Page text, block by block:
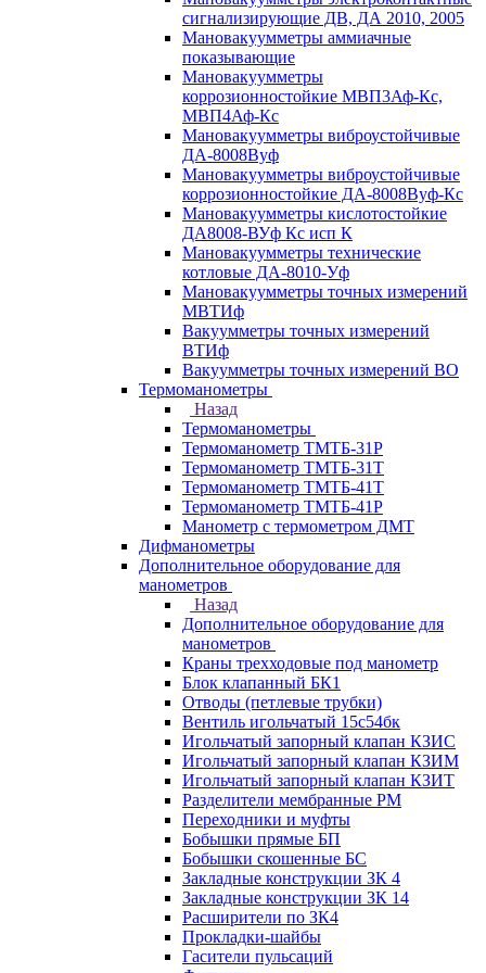
сигнализирующие ДВ, ДА 2010, 2005
Мановакуумметры аммиачные
показывающие
Мановакуумметры
коррозионностойкие МВП3Аф-Кс,
МВП4Аф-Кс
Мановакуумметры виброустойчивые
ДА-8008Вуф
Мановакуумметры виброустойчивые
коррозионностойкие ДА-8008Вуф-Кс
Мановакуумметры кислотостойкие
ДА8008-ВУф Кс исп К
Мановакуумметры технические
котловые ДА-8010-Уф
Мановакуумметры точных измерений
МВТИф
Вакуумметры точных измерений
ВТИф
Вакуумметры точных измерений ВО
Термоманометры
Назад
Термоманометры
Термоманометр ТМТБ-31Р
Термоманометр ТМТБ-31Т
Термоманометр ТМТБ-41Т
Термоманометр ТМТБ-41Р
Манометр с термометром ДМТ
Дифманометры
Дополнительное оборудование для
манометров
Назад
Дополнительное оборудование для
манометров
Краны трехходовые под манометр
Блок клапанный БК1
Отводы (петлевые трубки)
Вентиль игольчатый 15с54бк
Игольчатый запорный клапан КЗИС
Игольчатый запорный клапан КЗИМ
Игольчатый запорный клапан КЗИТ
Разделители мембранные РМ
Переходники и муфты
Бобышки прямые БП
Бобышки скошенные БС
Закладные конструкции ЗК 4
Закладные конструкции ЗК 14
Расширители по ЗК4
Прокладки-шайбы
Гасители пульсаций